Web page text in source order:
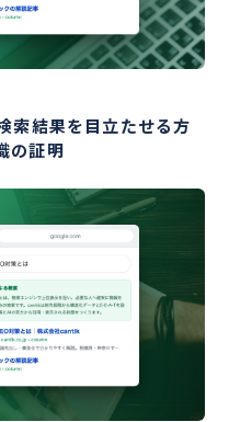
索結果を目立たせる方
の証明